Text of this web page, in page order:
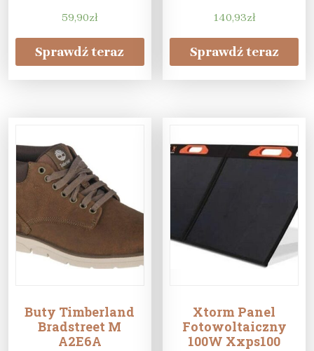
59,90zł
Sprawdź teraz
140,93zł
Sprawdź teraz
Buty Timberland
Bradstreet M
A2E6A
Xtorm Panel
Fotowoltaiczny
100W Xxps100